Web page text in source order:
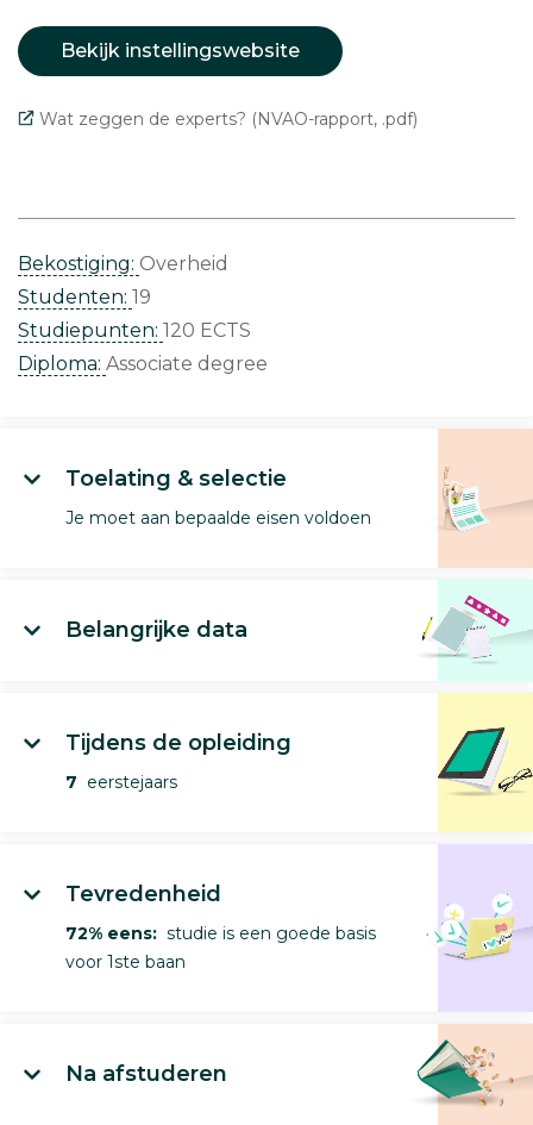
Bekijk instellingswebsite
Wat zeggen de experts? (NVAO-rapport, .pdf)
Bekostiging: Overheid
Studenten: 19
Studiepunten: 120 ECTS
Diploma: Associate degree
Toelating & selectie
Je moet aan bepaalde eisen voldoen
Belangrijke data
Tijdens de opleiding
7 eerstejaars
Tevredenheid
72% eens: studie is een goede basis
voor 1ste baan
Na afstuderen